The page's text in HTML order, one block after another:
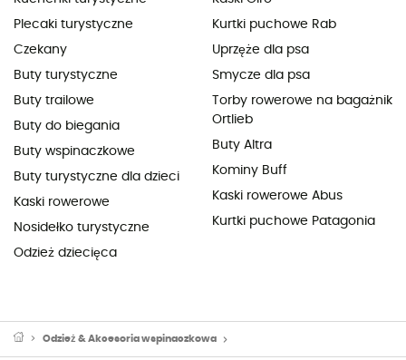
Plecaki turystyczne
Czekany
Buty turystyczne
Buty trailowe
Buty do biegania
Buty wspinaczkowe
Buty turystyczne dla dzieci
Kaski rowerowe
Nosidełko turystyczne
Odzież dziecięca
Kurtki puchowe Rab
Uprzęże dla psa
Smycze dla psa
Torby rowerowe na bagażnik
Ortlieb
Buty Altra
Kominy Buff
Kaski rowerowe Abus
Kurtki puchowe Patagonia
Odzież & Akcesoria wspinaczkowa